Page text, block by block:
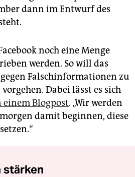
dann im Entwurf des
noch eine Menge
werden. So will das
Falschinformationen zu
Dabei lässt es sich
einem Blogpost. „Wir werden
damit beginnen, diese
stärken